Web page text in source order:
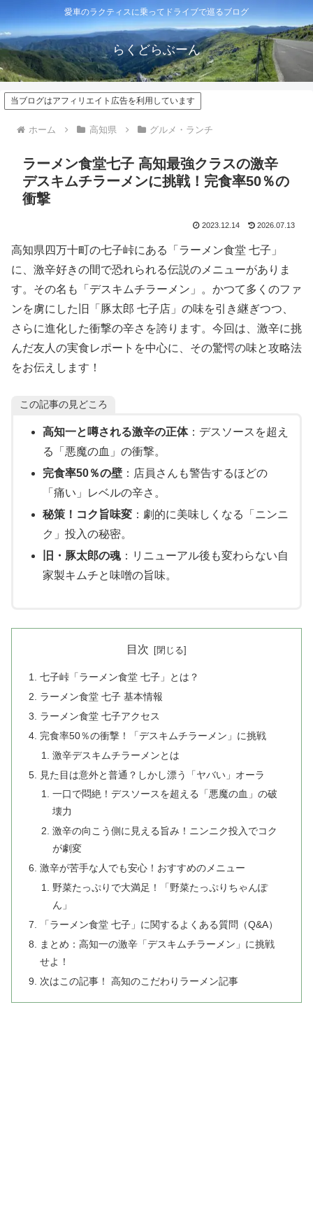
愛車のラクティスに乗ってドライブで巡るブログ
らくどらぶーん
当ブログはアフィリエイト広告を利用しています
ホーム 高知県 グルメ・ランチ
ラーメン食堂七子 高知最強クラスの激辛
デスキムチラーメンに挑戦！完食率50％の
衝撃
2023.12.14 2026.07.13
高知県四万十町の七子峠にある「ラーメン食堂 七子」
に、激辛好きの間で恐れられる伝説のメニューがありま
す。その名も「デスキムチラーメン」。かつて多くのファ
ンを虜にした旧「豚太郎 七子店」の味を引き継ぎつつ、
さらに進化した衝撃の辛さを誇ります。今回は、激辛に挑
んだ友人の実食レポートを中心に、その驚愕の味と攻略法
をお伝えします！
この記事の見どころ
高知一と噂される激辛の正体：デスソースを超え
る「悪魔の血」の衝撃。
完食率50％の壁：店員さんも警告するほどの
「痛い」レベルの辛さ。
秘策！コク旨味変：劇的に美味しくなる「ニンニ
ク」投入の秘密。
旧・豚太郎の魂：リニューアル後も変わらない自
家製キムチと味噌の旨味。
目次
七子峠「ラーメン食堂 七子」とは？
ラーメン食堂 七子 基本情報
ラーメン食堂 七子アクセス
完食率50％の衝撃！「デスキムチラーメン」に挑戦
激辛デスキムチラーメンとは
見た目は意外と普通？しかし漂う「ヤバい」オーラ
一口で悶絶！デスソースを超える「悪魔の血」の破
壊力
激辛の向こう側に見える旨み！ニンニク投入でコク
が劇変
激辛が苦手な人でも安心！おすすめのメニュー
野菜たっぷりで大満足！「野菜たっぷりちゃんぽ
ん」
「ラーメン食堂 七子」に関するよくある質問（Q&A）
まとめ：高知一の激辛「デスキムチラーメン」に挑戦
せよ！
次はこの記事！ 高知のこだわりラーメン記事